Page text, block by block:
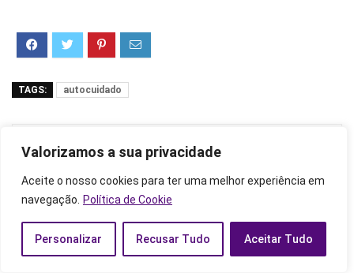
Valorizamos a sua privacidade
Aceite o nosso cookies para ter uma melhor experiência em
navegação.
Política de Cookie
Personalizar Recusar Tudo Aceitar Tudo
TAGS: autocuidado
Mostrar o perfil completo
Equipe
regiliões e magia. Confira os nossos artigos
e descubra tudo sobre sinastria, simpatias,